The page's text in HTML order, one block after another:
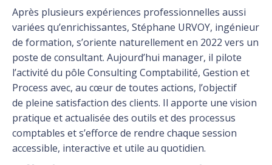
Après plusieurs expériences professionnelles aussi
variées qu’enrichissantes, Stéphane URVOY, ingénieur
de formation, s’oriente naturellement en 2022 vers un
poste de consultant. Aujourd’hui manager, il pilote
l’activité du pôle Consulting Comptabilité, Gestion et
Process avec, au cœur de toutes actions, l’objectif
de pleine satisfaction des clients. Il apporte une vision
pratique et actualisée des outils et des processus
comptables et s’efforce de rendre chaque session
accessible, interactive et utile au quotidien.